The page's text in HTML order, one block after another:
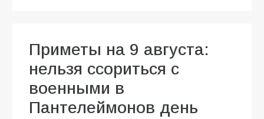
Приметы на 9 августа:
нельзя ссориться с
военными в
Пантелеймонов день